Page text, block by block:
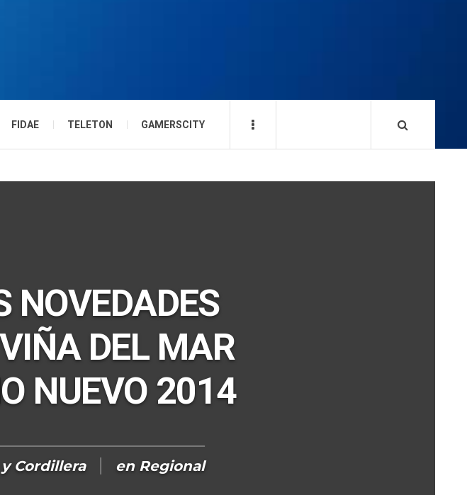
FIDAE TELETON GAMERSCITY
NOVEDADES
DEL MAR
NUEVO 2014
Cordillera en Regional